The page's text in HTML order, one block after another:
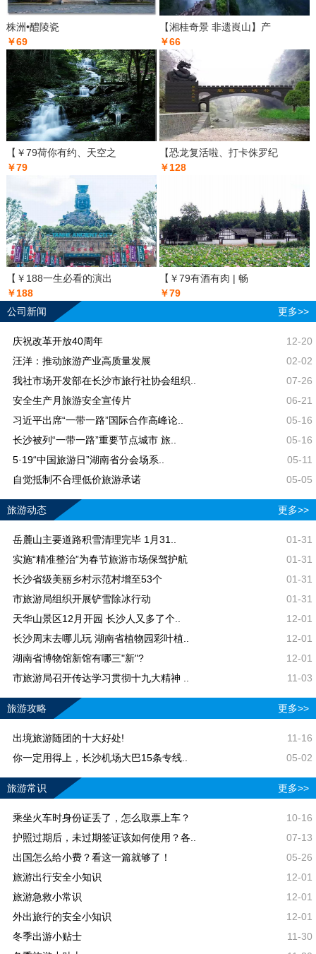
株洲•醴陵瓷
￥69
【湘桂奇景 非遗崀山】产
￥66
【￥79荷你有约、天空之
￥79
【恐龙复活啦、打卡侏罗纪
￥128
【￥188一生必看的演出
￥188
【￥79有酒有肉 | 畅
￥79
公司新闻
更多>>
庆祝改革开放40周年
12-20
汪洋：推动旅游产业高质量发展
02-02
我社市场开发部在长沙市旅行社协会组织..
07-26
安全生产月旅游安全宣传片
06-21
习近平出席“一带一路”国际合作高峰论..
05-16
长沙被列“一带一路”重要节点城市 旅..
05-16
5·19“中国旅游日”湖南省分会场系..
05-11
自觉抵制不合理低价旅游承诺
05-05
旅游动态 更多>>
岳麓山主要道路积雪清理完毕 1月31..
01-31
实施“精准整治”为春节旅游市场保驾护航
01-31
长沙省级美丽乡村示范村增至53个
01-31
市旅游局组织开展铲雪除冰行动
01-31
天华山景区12月开园 长沙人又多了个..
12-01
长沙周末去哪儿玩 湖南省植物园彩叶植..
12-01
湖南省博物馆新馆有哪三"新"?
12-01
市旅游局召开传达学习贯彻十九大精神 ..
11-03
旅游攻略 更多>>
出境旅游随团的十大好处!
11-16
你一定用得上，长沙机场大巴15条专线..
05-02
旅游常识 更多>>
乘坐火车时身份证丢了，怎么取票上车？
10-16
护照过期后，未过期签证该如何使用？各..
07-13
出国怎么给小费？看这一篇就够了！
05-26
旅游出行安全小知识
12-01
旅游急救小常识
12-01
外出旅行的安全小知识
12-01
冬季出游小贴士
11-30